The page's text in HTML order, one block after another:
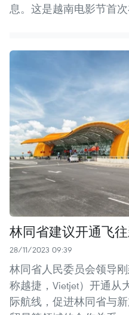
息。这是越南电影节首次
林同省建议开通飞
28/11/2023 09:39
林同省人民委员会领导
称越捷，Vietjet）开通从
际航线，促进林同省与